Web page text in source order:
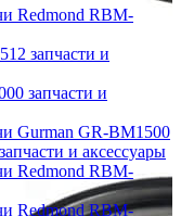
Redmond RBM-
запчасти и
запчасти и
Gurman GR-BM1500
и аксессуары
Redmond RBM-
Redmond RBM-